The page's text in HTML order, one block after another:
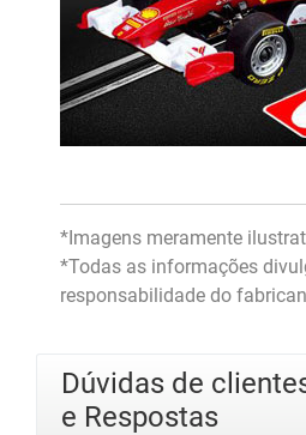
*Imagens meramente
*Todas as informações
responsabilidade do
Dúvidas de
e Respostas